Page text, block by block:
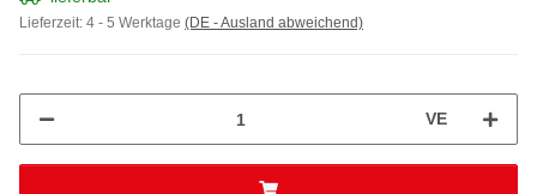
Lieferzeit: 4 - 5 Werktage (DE - Ausland abweichend)
VE